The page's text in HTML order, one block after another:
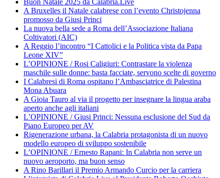
A Bruxelles il Natale calabrese con l’evento Christojenna
promosso da Giusi Princi
La nuova bella sede a Roma dell’Associazione Italiana
Coltivatori (AIC)
A Reggio l’incontro “I Cattolici e la Politica vista da Papa
Leone XIV”
L’OPINIONE / Rosi Caligiuri: Contrastare la violenza
maschile sulle donne: basta facciate, servono scelte di governo
I Calabresi di Roma ospitano l’Ambasciatrice di Palestina
Mona Abuara
A Gioia Tauro al via il progetto per insegnare la lingua araba
aperto anche agli italiani
L’OPINIONE / Giusi Princi: Nessuna esclusione del Sud da
Piano Europeo per AV
Rigenerazione urbana, la Calabria protagonista di un nuovo
modello europeo di sviluppo sostenibile
L’OPINIONE / Ernesto Rapani: In Calabria non serve un
nuovo aeroporto, ma buon senso
A Rino Barillari il Premio Armando Curcio per la carriera